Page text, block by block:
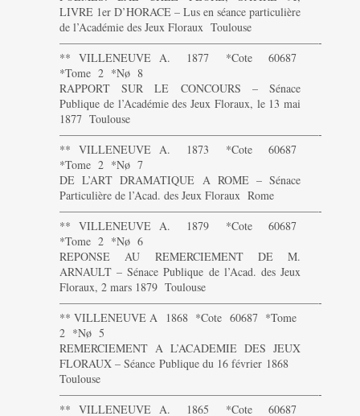
LIVRE 1er D’HORACE – Lus en séance particulière
de l’Académie des Jeux Floraux Toulouse
———————————————————————-
** VILLENEUVE A. 1877 *Cote 60687
*Tome 2 *Nø 8
RAPPORT SUR LE CONCOURS – Sénace
Publique de l’Académie des Jeux Floraux, le 13 mai
1877 Toulouse
———————————————————————-
** VILLENEUVE A. 1873 *Cote 60687
*Tome 2 *Nø 7
DE L’ART DRAMATIQUE A ROME – Sénace
Particulière de l’Acad. des Jeux Floraux Rome
———————————————————————-
** VILLENEUVE A. 1879 *Cote 60687
*Tome 2 *Nø 6
REPONSE AU REMERCIEMENT DE M.
ARNAULT – Sénace Publique de l’Acad. des Jeux
Floraux, 2 mars 1879 Toulouse
———————————————————————-
** VILLENEUVE A 1868 *Cote 60687 *Tome
2 *Nø 5
REMERCIEMENT A L’ACADEMIE DES JEUX
FLORAUX – Séance Publique du 16 février 1868
Toulouse
———————————————————————-
** VILLENEUVE A. 1865 *Cote 60687